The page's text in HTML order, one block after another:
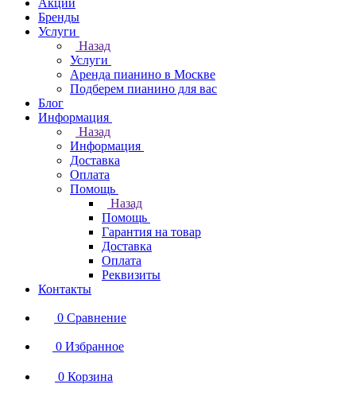
Акции
Бренды
Услуги
Назад
Услуги
Аренда пианино в Москве
Подберем пианино для вас
Блог
Информация
Назад
Информация
Доставка
Оплата
Помощь
Назад
Помощь
Гарантия на товар
Доставка
Оплата
Реквизиты
Контакты
0 Сравнение
0 Избранное
0 Корзина